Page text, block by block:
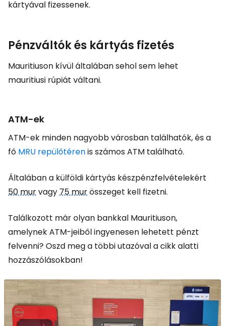
kártyával fizessenek.
Pénzváltók és kártyás fizetés
Mauritiuson kívül általában sehol sem lehet
mauritiusi rúpiát váltani.
ATM-ek
ATM-ek minden nagyobb városban találhatók, és a
fő MRU repülőtérenis számos ATM található.
Általában a külföldi kártyás készpénzfelvételekért
50 murvagy75 murösszeget kell fizetni.
Találkozott már olyan bankkal Mauritiuson,
amelynek ATM-jeiből ingyenesen lehetett pénzt
felvenni? Oszd meg a többi utazóval a cikk alatti
hozzászólásokban!